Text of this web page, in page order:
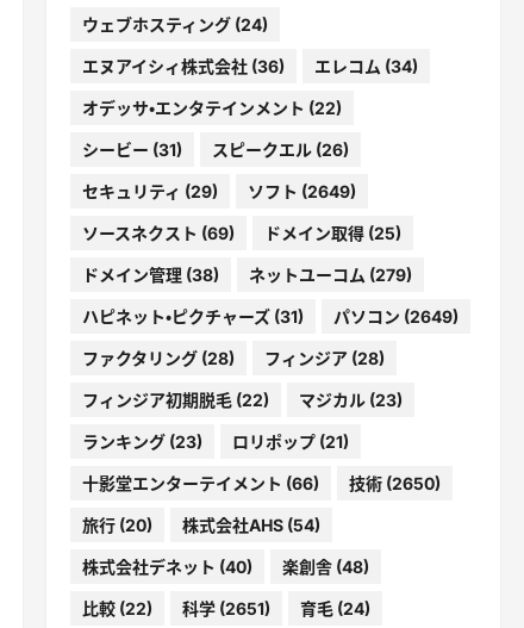
ウェブホスティング(24)
エヌアイシィ株式会社(36) エレコム (34)
オデッサ・エンタテインメント (22)
シービー (31) スピークエル(26)
セキュリティ (29) ソフト (2649)
ソースネクスト (69) ドメイン取得(25)
ドメイン管理(38) ネットユーコム (279)
ハピネット・ピクチャーズ(31) パソコン (2649)
ファクタリング(28) フィンジア(28)
フィンジア初期脱毛(22) マジカル(23)
ランキング(23) ロリポップ(21)
十影堂エンターテイメント (66) 技術(2650)
旅行(20) 株式会社AHS(54)
株式会社デネット (40) 楽創舎(48)
比較(22) 科学(2651) 育毛(24)